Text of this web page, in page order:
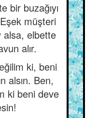
bir buzağıyı
müşteri
alsa, elbette
alır.
ki, beni
alsın. Ben,
ki beni deve